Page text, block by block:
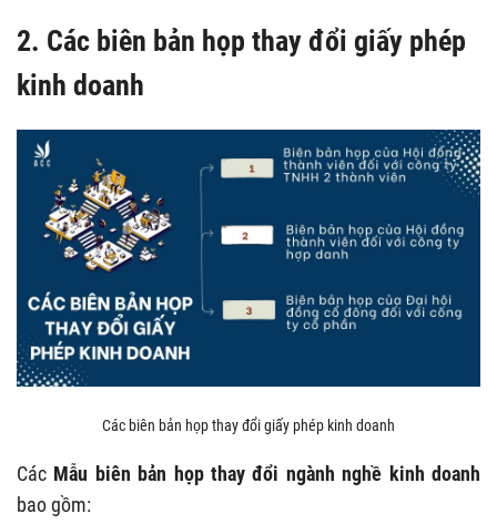
2. Các biên bản họp thay đổi giấy phép
kinh doanh
Các biên bản họp thay đổi giấy phép kinh doanh
Các Mẫu biên bản họp thay đổi ngành nghề kinh doanh
bao gồm: